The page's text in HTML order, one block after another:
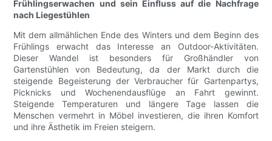
Frühlingserwachen und sein Einfluss auf die Nachfrage
nach Liegestühlen
Mit dem allmählichen Ende des Winters und dem Beginn des
Frühlings erwacht das Interesse an Outdoor-Aktivitäten.
Dieser Wandel ist besonders für Großhändler von
Gartenstühlen von Bedeutung, da der Markt durch die
steigende Begeisterung der Verbraucher für Gartenpartys,
Picknicks und Wochenendausflüge an Fahrt gewinnt.
Steigende Temperaturen und längere Tage lassen die
Menschen vermehrt in Möbel investieren, die ihren Komfort
und ihre Ästhetik im Freien steigern.